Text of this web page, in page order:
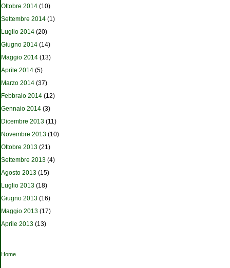
Ottobre 2014 (10)
Settembre 2014 (1)
Luglio 2014 (20)
Giugno 2014 (14)
Maggio 2014 (13)
Aprile 2014 (5)
Marzo 2014 (37)
Febbraio 2014 (12)
Gennaio 2014 (3)
Dicembre 2013 (11)
Novembre 2013 (10)
Ottobre 2013 (21)
Settembre 2013 (4)
Agosto 2013 (15)
Luglio 2013 (18)
Giugno 2013 (16)
Maggio 2013 (17)
Aprile 2013 (13)
Tu sei qui
Home